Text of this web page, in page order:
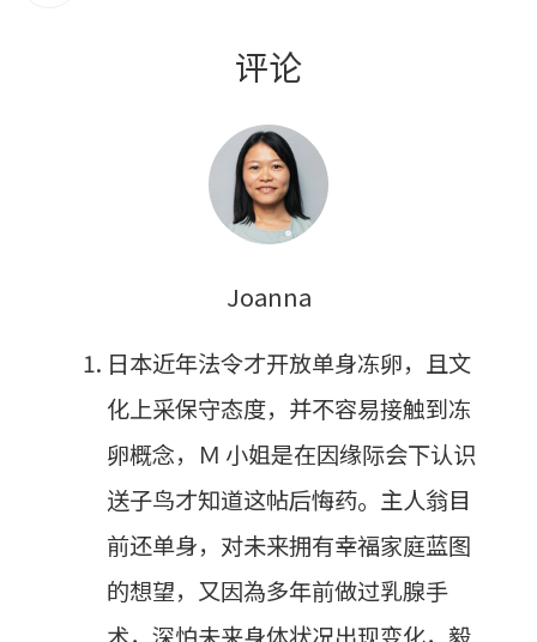
评论
Joanna
日本近年法令才开放单身冻卵，且文
化上采保守态度，并不容易接触到冻
卵概念，Ｍ 小姐是在因缘际会下认识
送子鸟才知道这帖后悔药。主人翁目
前还单身，对未来拥有幸福家庭蓝图
的想望，又因為多年前做过乳腺手